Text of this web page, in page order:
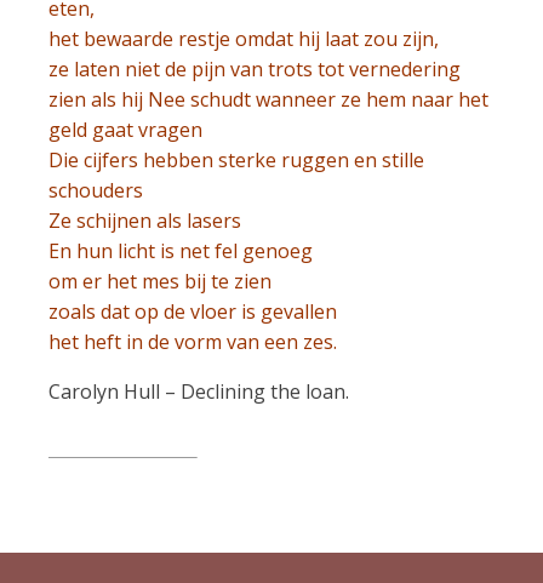
eten,
het bewaarde restje omdat hij laat zou zijn,
ze laten niet de pijn van trots tot vernedering
zien als hij Nee schudt wanneer ze hem naar het
geld gaat vragen
Die cijfers hebben sterke ruggen en stille
schouders
Ze schijnen als lasers
En hun licht is net fel genoeg
om er het mes bij te zien
zoals dat op de vloer is gevallen
het heft in de vorm van een zes.
Carolyn Hull – Declining the loan.